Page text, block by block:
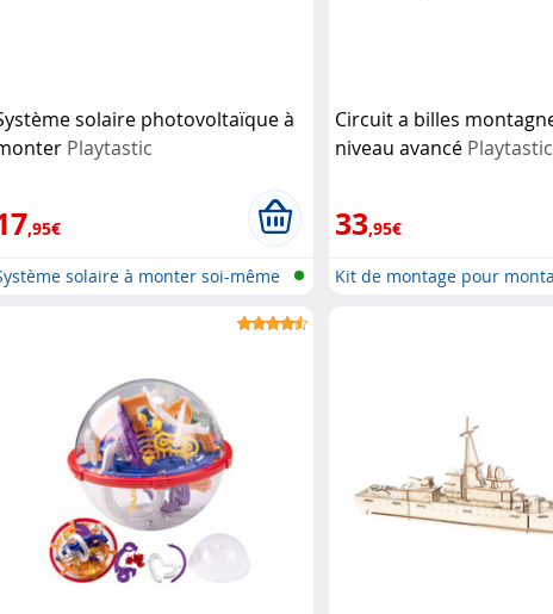
solaire photovoltaïque à
Playtastic
,95€
solaire à monter soi-même
Circuit a billes
niveau avancé Playtastic
33,95€
Kit de montage pour